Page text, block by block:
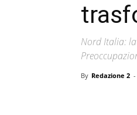
Nord Italia:
By Redazione 2 -